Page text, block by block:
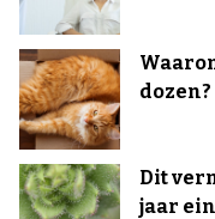
dozen?
Dit
jaar